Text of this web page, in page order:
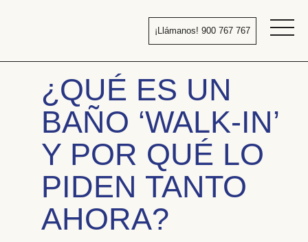
por
¡Llámanos! 900 767 767
¿QUÉ ES UN
BAÑO ‘WALK-IN’
Y POR QUÉ LO
PIDEN TANTO
AHORA?